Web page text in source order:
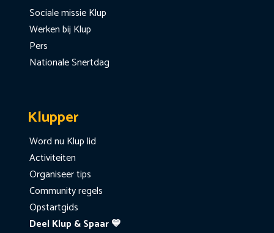
Sociale missie Klup
Werken bij Klup
Pers
Nationale Snertdag
Klupper
Word nu Klup lid
Activiteiten
Organiseer tips
Community regels
Opstartgids
Deel Klup & Spaar 💙